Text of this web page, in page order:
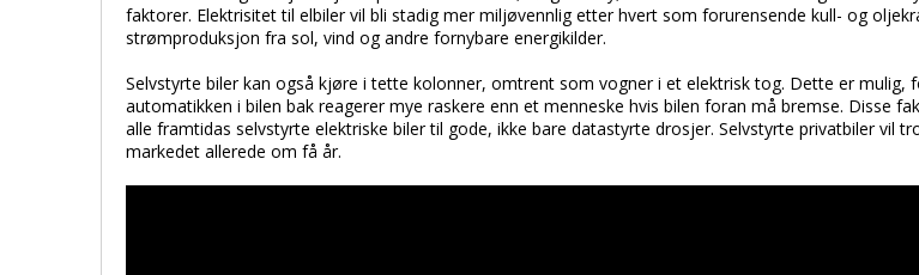
faktorer. Elektrisitet til elbiler vil bli stadig mer miljøvennlig etter hvert som forurensende kull- og
strømproduksjon fra sol, vind og andre fornybare energikilder.
Selvstyrte biler kan også kjøre i tette kolonner, omtrent som vogner i et elektrisk tog. Dette er mulig,
automatikken i bilen bak reagerer mye raskere enn et menneske hvis bilen foran må bremse. Disse
alle framtidas selvstyrte elektriske biler til gode, ikke bare datastyrte drosjer. Selvstyrte privatbiler vil
markedet allerede om få år.